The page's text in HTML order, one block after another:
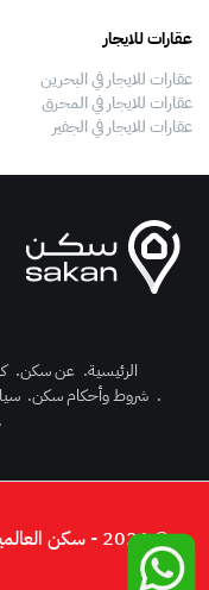
عقارات للايجار
عقارات للايجار في البحرين
عقارات للايجار في المحرق
عقارات للايجار في الجفير
الرئيسية. عن سكن.
. شروط وأحكام سكن.
.
© 2026 - سكن العالمية للتجارة العامة جميع الحقوق محفوظة